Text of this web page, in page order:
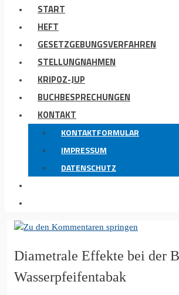
START
HEFT
GESETZGEBUNGSVERFAHREN
STELLUNGNAHMEN
KRIPOZ-JUP
BUCHBESPRECHUNGEN
KONTAKT
KONTAKTFORMULAR
IMPRESSUM
DATENSCHUTZ
Diametrale Effekte bei der
Wasserpfeifentabak